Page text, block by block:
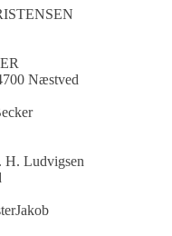
Næstved
H. Ludvigsen